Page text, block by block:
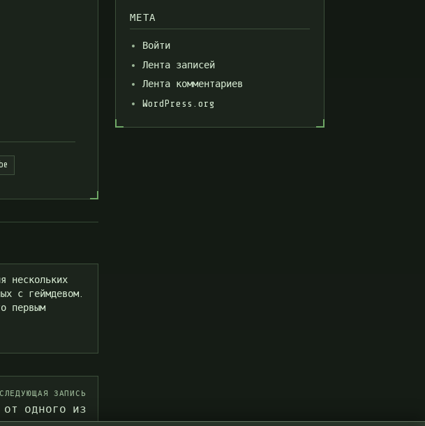
нескольких
с геймдевом.
первым
СЛЕДУЮЩАЯ ЗАПИСЬ
от одного из
МЕТА
Войти
Лента записей
Лента комментариев
WordPress.org